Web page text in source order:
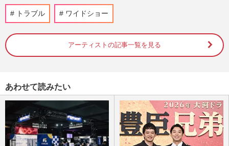
元ジャングルポケット・斉藤慎二、不同意
わいせつ等の裁判が8月に結審へ、2300万
週刊女性2026年8月18日・25日号 2026/8/5
材お断わり」問われる映画館の…
週刊女性PRIME 2026/8/4
広島カープ・羽月隆太郎が“ゾンビたば
こ”逮捕から半年で野球再開！『宮崎灼熱
トラブル ワイドショー
アーティストの記事一覧を見る
あわせて読みたい